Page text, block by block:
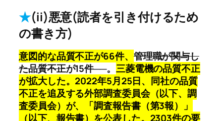
★(ii)悪意(読者を引き付けるため
の書き方)
意図的な品質不正が66件、管理職が関与し
た品質不正が15件──。 三菱電機の品質不正
が拡大した。2022年5月25日、同社の品質
不正を追及する外部調査委員会（以下、調
査委員会）が、「調査報告書（第3報）」
（以下、報告書）を公表した。2303件の要